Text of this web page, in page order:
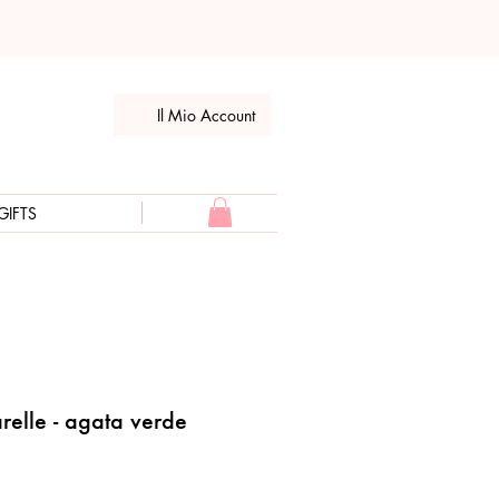
Il Mio Account
- agata verde